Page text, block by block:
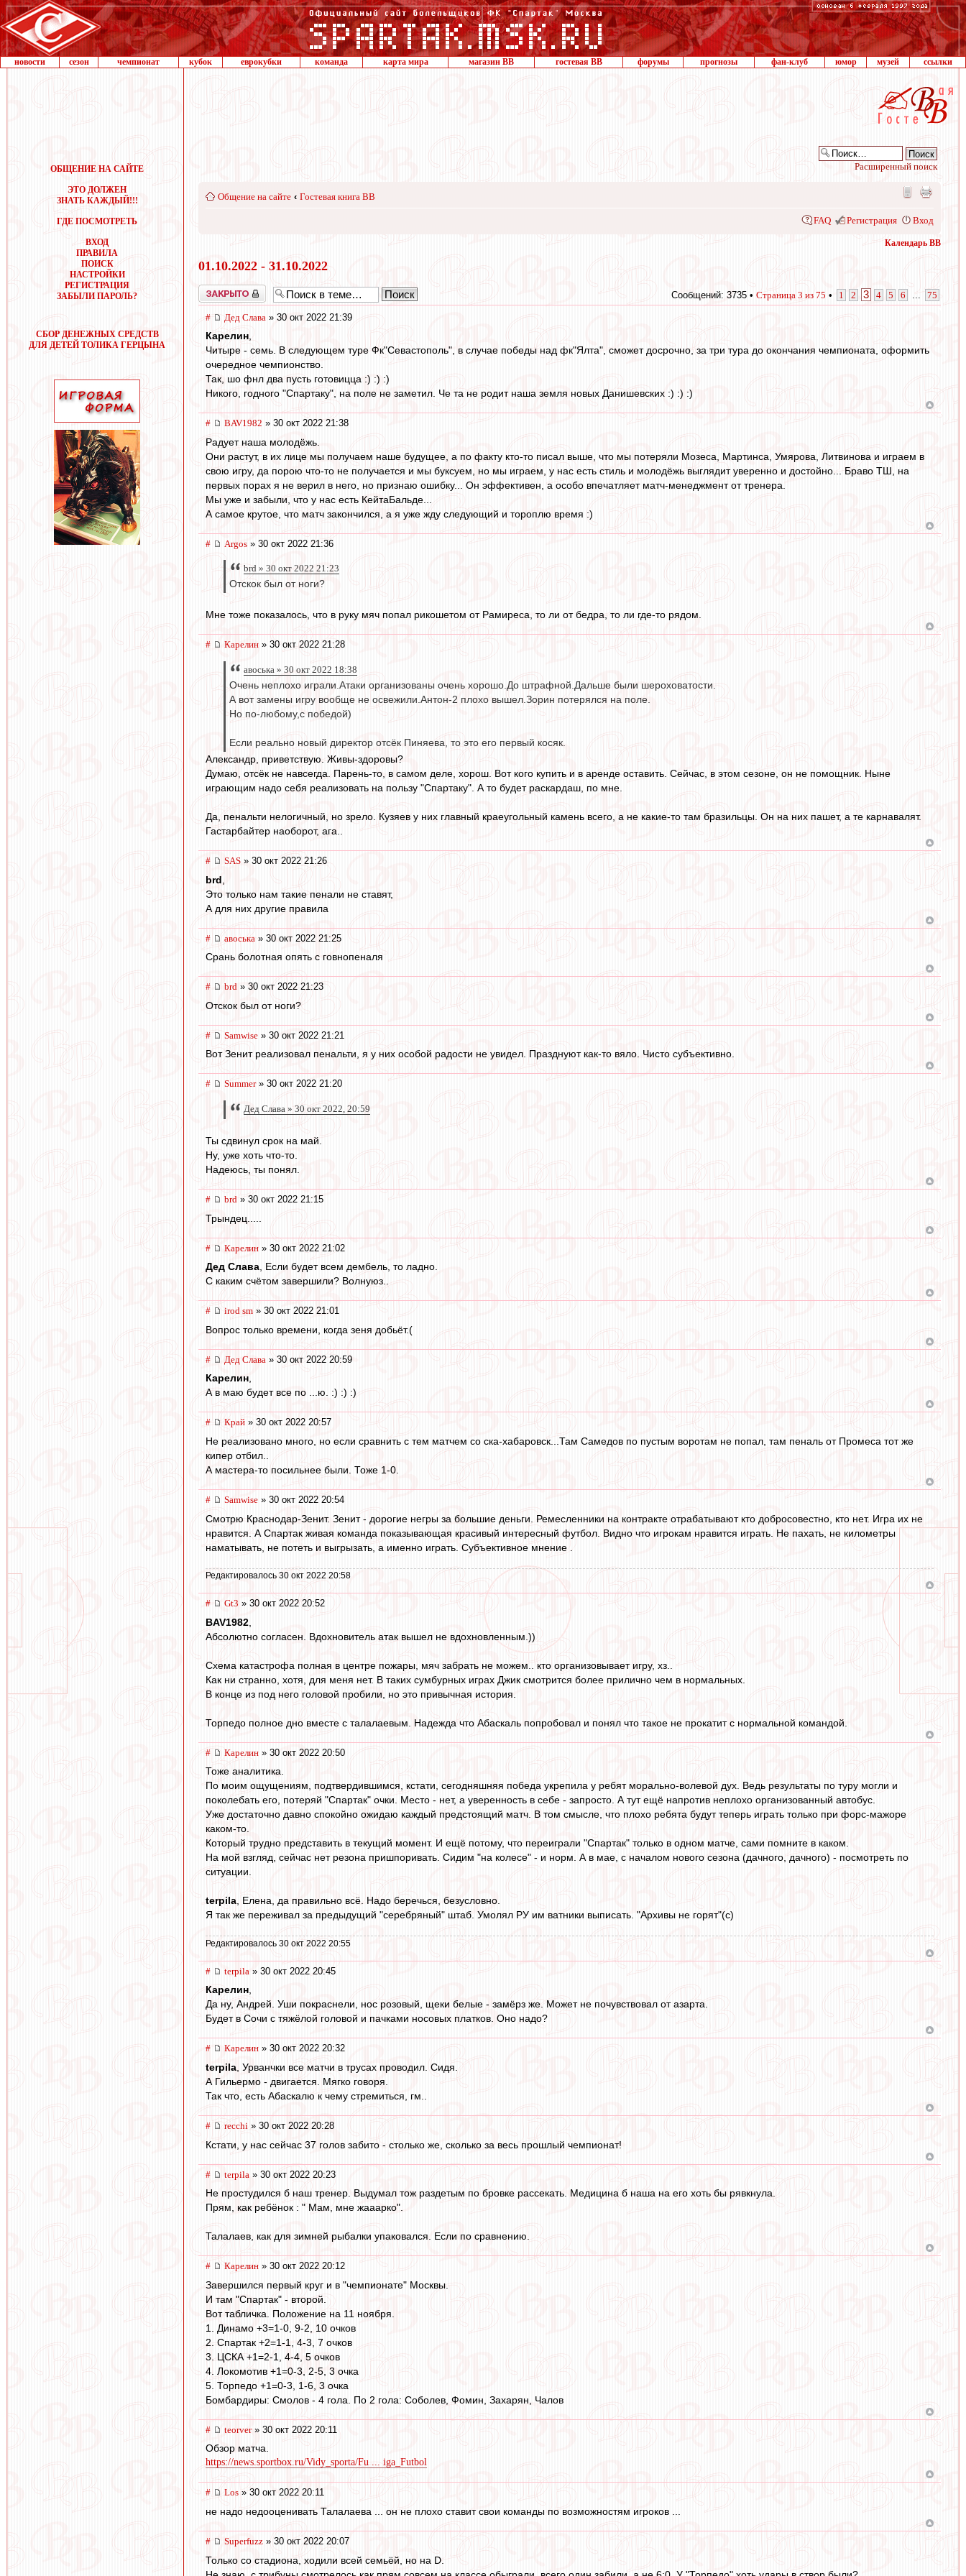
новости сезон чемпионат кубок еврокубки команда карта мира магазин ВВ гостевая ВВ форумы прогнозы фан-клуб юмор музей ссылки
ОБЩЕНИЕ НА САЙТЕ
ЭТО ДОЛЖЕН
ЗНАТЬ КАЖДЫЙ!!!
ГДЕ ПОСМОТРЕТЬ
ВХОД
ПРАВИЛА
ПОИСК
НАСТРОЙКИ
РЕГИСТРАЦИЯ
ЗАБЫЛИ ПАРОЛЬ?
СБОР ДЕНЕЖНЫХ СРЕДСТВ
ДЛЯ ДЕТЕЙ ТОЛИКА ГЕРЦЫНА
Расширенный поиск
Общение на сайте ‹ Гостевая книга ВВ
FAQ Регистрация Вход
Календарь ВВ
01.10.2022 - 31.10.2022
Закрыто Сообщений: 3735 • Страница 3 из 75 • 1 2 3 4 5 6 75
# Дед Слава » 30 окт 2022 21:39
Карелин,
Читыре - семь. В следующем туре Фк"Севастополь", в случае победы над фк"Ялта", сможет досрочно, за три тура до окончания чемпионата, оформить
очередное чемпионство.
Так, шо фнл два пусть готовицца :) :) :)
Никого, годного "Спартаку", на поле не заметил. Че та не родит наша земля новых Данишевских :) :) :)
# BAV1982 » 30 окт 2022 21:38
Радует наша молодёжь.
Они растут, в их лице мы получаем наше будущее, а по факту кто-то писал выше, что мы потеряли Мозеса, Мартинса, Умярова, Литвинова и играем в
свою игру, да порою что-то не получается и мы буксуем, но мы играем, у нас есть стиль и молодёжь выглядит уверенно и достойно... Браво ТШ, на
первых порах я не верил в него, но признаю ошибку... Он эффективен, а особо впечатляет матч-менеджмент от тренера.
Мы уже и забыли, что у нас есть КейтаБальде...
А самое крутое, что матч закончился, а я уже жду следующий и тороплю время :)
# Argos » 30 окт 2022 21:36
brd » 30 окт 2022 21:23
Отскок был от ноги?
Мне тоже показалось, что в руку мяч попал рикошетом от Рамиреса, то ли от бедра, то ли где-то рядом.
# Карелин » 30 окт 2022 21:28
авоська » 30 окт 2022 18:38
Очень неплохо играли.Атаки организованы очень хорошо.До штрафной.Дальше были шероховатости.
А вот замены игру вообще не освежили.Антон-2 плохо вышел.Зорин потерялся на поле.
Но по-любому,c победой)
Если реально новый директор отсёк Пиняева, то это его первый косяк.
Александр, приветствую. Живы-здоровы?
Думаю, отсёк не навсегда. Парень-то, в самом деле, хорош. Вот кого купить и в аренде оставить. Сейчас, в этом сезоне, он не помощник. Ныне
играющим надо себя реализовать на пользу "Спартаку". А то будет раскардаш, по мне.
Да, пенальти нелогичный, но зрело. Кузяев у них главный краеугольный камень всего, а не какие-то там бразильцы. Он на них пашет, а те карнавалят.
Гастарбайтер наоборот, ага..
# SAS » 30 окт 2022 21:26
brd
Это только нам такие пенали не ставят,
А для них другие правила
# авоська » 30 окт 2022 21:25
Срань болотная опять с говнопеналя
# brd » 30 окт 2022 21:23
Отскок был от ноги?
# Samwise » 30 окт 2022 21:21
Вот Зенит реализовал пенальти, я у них особой радости не увидел. Празднуют как-то вяло. Чисто субъективно.
# Summer» 30 окт 2022 21:20
Дед Слава » 30 окт 2022, 20:59
Ты сдвинул срок на май.
Ну, уже хоть что-то.
Надеюсь, ты понял.
# brd » 30 окт 2022 21:15
Трындец.....
# Карелин » 30 окт 2022 21:02
Дед Слава , Если будет всем дембель, то ладно.
С каким счётом завершили? Волнуюз..
# irod sm » 30 окт 2022 21:01
Вопрос только времени, когда зеня добьёт.(
# Дед Слава » 30 окт 2022 20:59
Карелин,
А в маю будет все по ...ю. :) :) :)
# Край » 30 окт 2022 20:57
Не реализовано много, но если сравнить с тем матчем со ска-хабаровск...Там Самедов по пустым воротам не попал, там пеналь от Промеса тот же
кипер отбил..
А мастера-то посильнее были. Тоже 1-0.
# Samwise » 30 окт 2022 20:54
Смотрю Краснодар-Зенит. Зенит - дорогие негры за большие деньги. Ремесленники на контракте отрабатывают кто добросовестно, кто нет. Игра их не
нравится. А Спартак живая команда показывающая красивый интересный футбол. Видно что игрокам нравится играть. Не пахать, не километры
наматывать, не потеть и выгрызать, а именно играть. Субъективное мнение .
Редактировалось 30 окт 2022 20:58
# Gt3 » 30 окт 2022 20:52
BAV1982
Абсолютно согласен. Вдохновитель атак вышел не вдохновленным.))
Схема катастрофа полная в центре пожары, мяч забрать не можем.. кто организовывает игру, хз..
Как ни странно, хотя, для меня нет. В таких сумбурных играх Джик смотрится более прилично чем в нормальных.
В конце из под него головой пробили, но это привычная история.
Торпедо полное дно вместе с талалаевым. Надежда что Абаскаль попробовал и понял что такое не прокатит с нормальной командой.
# Карелин » 30 окт 2022 20:50
Тоже аналитика.
По моим ощущениям, подтвердившимся, кстати, сегодняшняя победа укрепила у ребят морально-волевой дух. Ведь результаты по туру могли и
поколебать его, потеряй "Спартак" очки. Место - нет, а уверенность в себе - запросто. А тут ещё напротив неплохо организованный автобус.
Уже достаточно давно спокойно ожидаю каждый предстоящий матч. В том смысле, что плохо ребята будут теперь играть только при форс-мажоре
каком-то.
Который трудно представить в текущий момент. И ещё потому, что переиграли "Спартак" только в одном матче, сами помните в каком.
На мой взгляд, сейчас нет резона пришпоривать. Сидим "на колесе" - и норм. А в мае, с началом нового сезона (дачного, дачного) - посмотреть по
ситуации.
terpila, Елена, да правильно всё. Надо беречься, безусловно.
Я так же переживал за предыдущий "серебряный" штаб. Умолял РУ им ватники выписать. "Архивы не горят"(с)
Редактировалось 30 окт 2022 20:55
# terpila » 30 окт 2022 20:45
Карелин,
Да ну, Андрей. Уши покраснели, нос розовый, щеки белые - замёрз же. Может не почувствовал от азарта.
Будет в Сочи с тяжёлой головой и пачками носовых платков. Оно надо?
# Карелин » 30 окт 2022 20:32
terpila , Урванчки все матчи в трусах проводил. Сидя.
А Гильермо - двигается. Мягко говоря.
Так что, есть Абаскалю к чему стремиться, гм..
# recchi » 30 окт 2022 20:28
Кстати, у нас сейчас 37 голов забито - столько же, сколько за весь прошлый чемпионат!
# terpila » 30 окт 2022 20:23
Не простудился б наш тренер. Выдумал тож раздетым по бровке рассекать. Медицина б наша на его хоть бы рявкнула.
Прям, как ребёнок : " Мам, мне жааарко".
Талалаев, как для зимней рыбалки упаковался. Если по сравнению.
# Карелин » 30 окт 2022 20:12
Завершился первый круг и в "чемпионате" Москвы.
И там "Спартак" - второй.
Вот табличка. Положение на 11 ноября.
1. Динамо +3=1-0, 9-2, 10 очков
2. Спартак +2=1-1, 4-3, 7 очков
3. ЦСКА +1=2-1, 4-4, 5 очков
4. Локомотив +1=0-3, 2-5, 3 очка
5. Торпедо +1=0-3, 1-6, 3 очка
Бомбардиры: Смолов - 4 гола. По 2 гола: Соболев, Фомин, Захарян, Чалов
# teorver» 30 окт 2022 20:11
Обзор матча.
https://news.sportbox.ru/Vidy_sporta/Fu ... iga_Futbol
# Los » 30 окт 2022 20:11
не надо недооценивать Талалаева ... он не плохо ставит свои команды по возможностям игроков ...
# Superfuzz » 30 окт 2022 20:07
Только со стадиона, ходили всей семьёй, но на D.